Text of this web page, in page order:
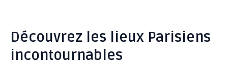
Découvrez les lieux Parisiens
incontournables